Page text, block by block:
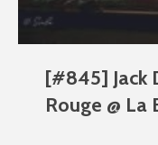
[#845] Jack
Rouge @